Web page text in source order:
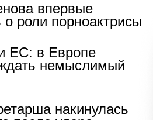
впервые
о роли порноактрисы
ЕС: в Европе
немыслимый
накинулась
после удара